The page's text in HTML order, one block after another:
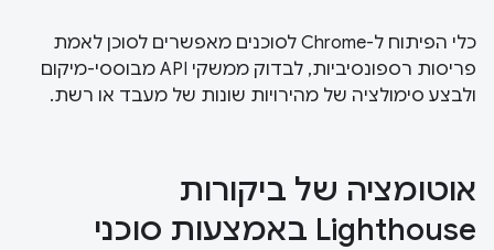
כלי הפיתוח ל-Chrome לסוכנים מאפשרים לסוכן לאמת
פריסות רספונסיביות, לבדוק ממשקי API מבוססי-מיקום
ולבצע סימולציה של מהירויות שונות של מעבד או רשת.
אוטומציה של ביקורות
Lighthouse באמצעות סוכני